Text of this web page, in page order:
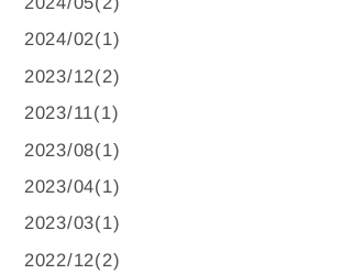
2024/02(1)
2023/12(2)
2023/11(1)
2023/08(1)
2023/04(1)
2023/03(1)
2022/12(2)